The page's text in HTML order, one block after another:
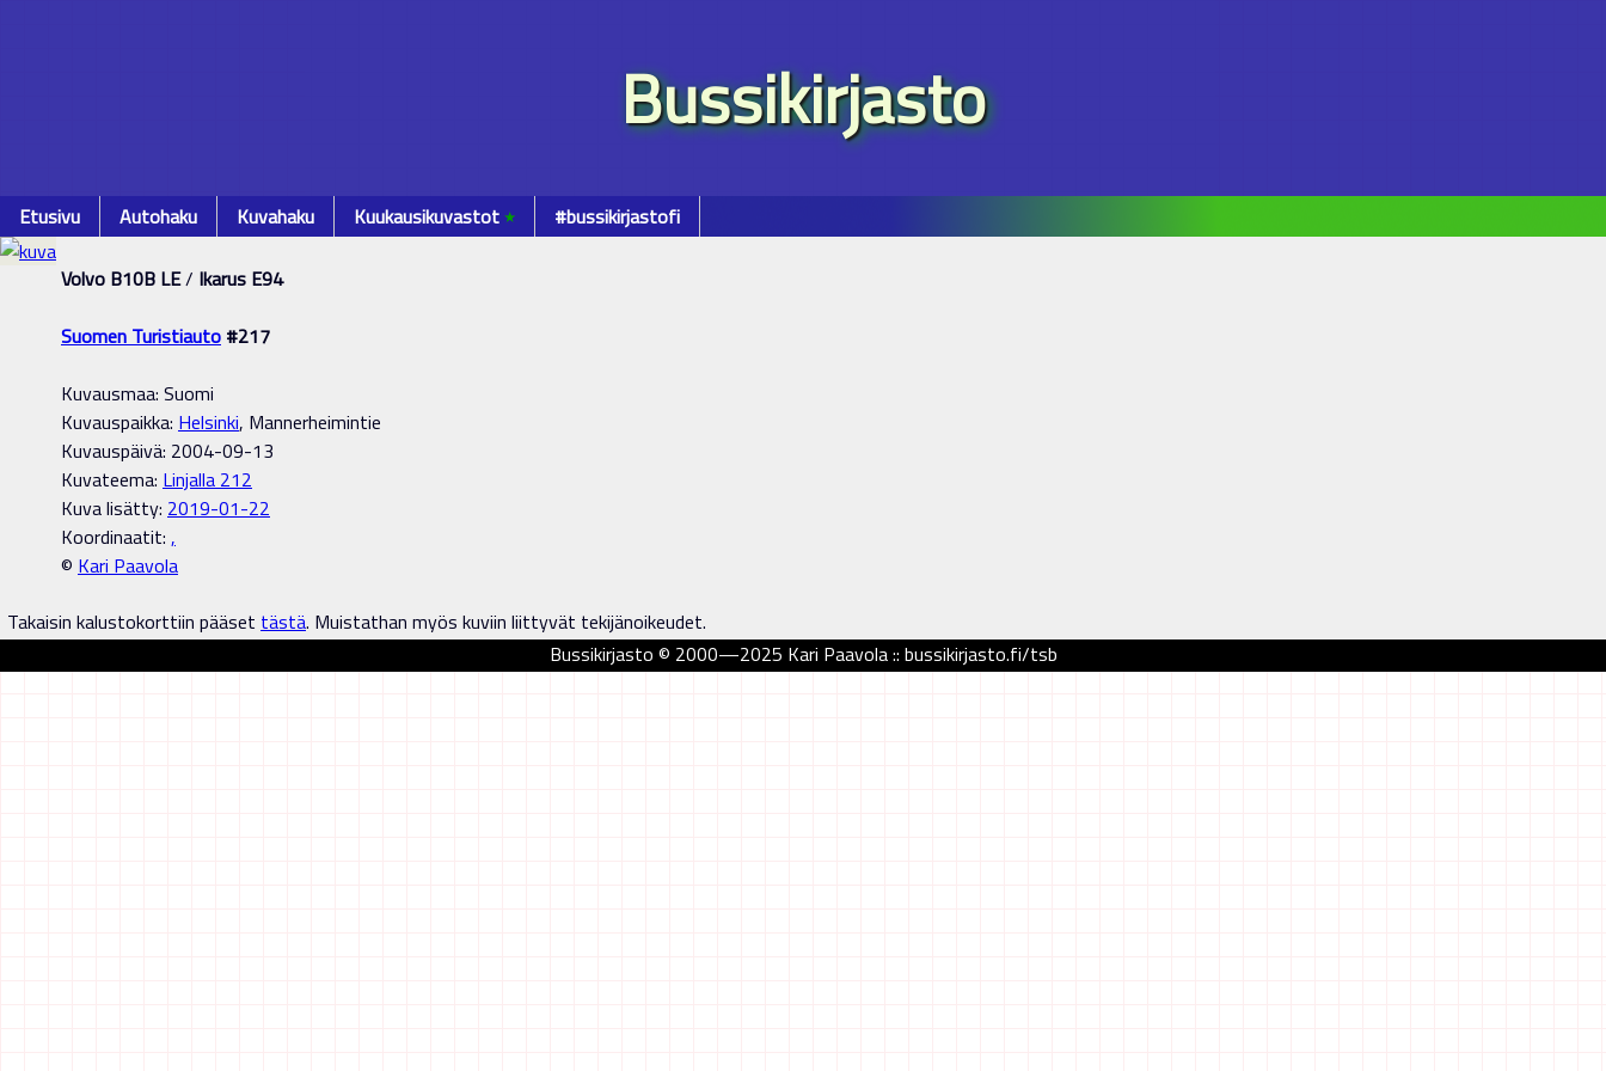
Bussikirjasto
Etusivu Autohaku Kuvahaku Kuukausikuvastot٭ #bussikirjastofi
Volvo B10B LE/ Ikarus E94
Suomen Turistiauto #217
Kuvausmaa: Suomi
Kuvauspaikka: Helsinki, Mannerheimintie
Kuvauspäivä: 2004-09-13
Kuvateema: Linjalla 212
Kuva lisätty: 2019-01-22
Koordinaatit: ,
© Kari Paavola
Takaisin kalustokorttiin pääset tästä. Muistathan myös kuviin liittyvät tekijänoikeudet.
Bussikirjasto © 2000—2025 Kari Paavola :: bussikirjasto.fi/tsb